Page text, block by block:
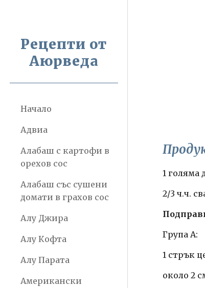
Рецепти от
Аюрведа
Начало
Адвиа
Алабаш с картофи в
орехов сос
Алабаш със сушени
домати в грахов сос
Алу Джира
Алу Кофта
Алу Парата
Американски
1 голяма
2/3 ч.ч.
Група А:
1 стрък
около 2